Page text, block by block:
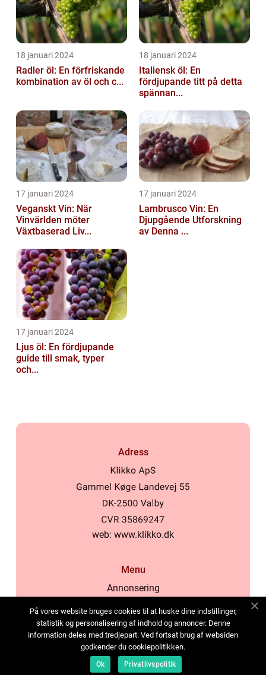
18 januari 2024
Radler öl: En förfriskande
kombination av öl och c...
18 januari 2024
Italiensk öl: En
fördjupande titt på detta
spännan...
17 januari 2024
Veganskt Vin: När
Vinvärlden möter
Växtbaserad Liv...
17 januari 2024
Lambrusco Vin: En
Djupgående Utforskning
av Denna ...
17 januari 2024
Ljus öl: En fördjupande
guide till smak, typer
och...
Adress
web: www.klikko.dk
Menu
Annonsering
Cookies
Kontakta oss
Sitemap
På vores website bruges cookies til at huske dine indstillinger,
statistik og personalisering af indhold og annoncer. Denne
information deles med tredjepart. Ved fortsat brug af websiden
godkender du cookiepolitikken.
Ok Privatlivspolitik